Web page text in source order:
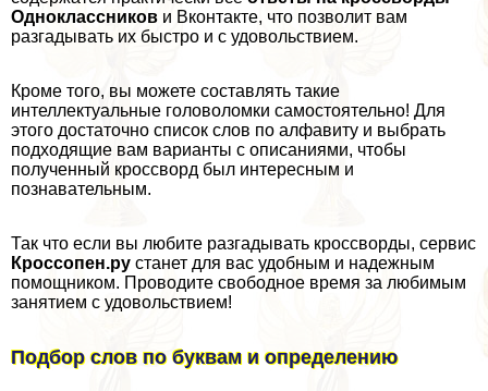
Одноклассников и Вконтакте, что позволит вам
разгадывать их быстро и с удовольствием.
Кроме того, вы можете составлять такие
интеллектуальные головоломки самостоятельно! Для
этого достаточно список слов по алфавиту и выбрать
подходящие вам варианты с описаниями, чтобы
полученный кроссворд был интересным и
познавательным.
Так что если вы любите разгадывать кроссворды, сервис
Кроссопен.ру станет для вас удобным и надежным
помощником. Проводите свободное время за любимым
занятием с удовольствием!
Подбор слов по буквам и определению